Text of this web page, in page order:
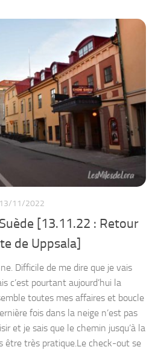
13/11/2022
[13.11.22 : Retour
de Uppsala]
Difficile de me dire que je vais
c’est pourtant aujourd’hui la
toutes mes affaires et boucle
fois dans la neige n’est pas
et je sais que le chemin jusqu’à la
être très pratique.Le check-out se